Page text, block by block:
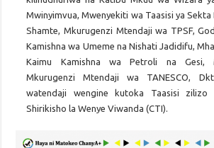
Mwinyimvua, Mwenyekiti wa Taasisi ya Sekta
Shamte, Mkurugenzi Mtendaji wa TPSF,
Kamishna wa Umeme na Nishati Jadidifu,
Kaimu Kamishna wa Petroli na Gesi,
Mkurugenzi Mtendaji wa TANESCO,
watendaji wengine kutoka Taasisi
Shirikisho la Wenye Viwanda (CTI).